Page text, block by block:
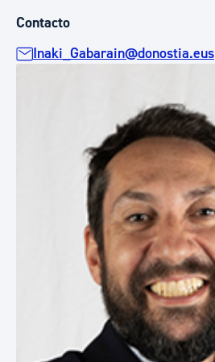
Contacto
Inaki_Gabarain@donostia.eus